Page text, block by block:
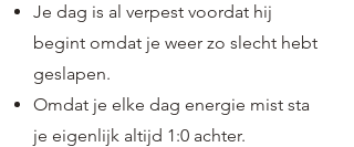
Je dag is al verpest voordat hij
begint omdat je weer zo slecht hebt
geslapen.
Omdat je elke dag energie mist sta
je eigenlijk altijd 1:0 achter.